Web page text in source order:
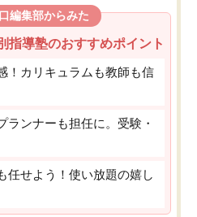
編集部からみた
指導塾のおすすめポイント
！カリキュラムも教師も信
ランナーも担任に。受験・
任せよう！使い放題の嬉し